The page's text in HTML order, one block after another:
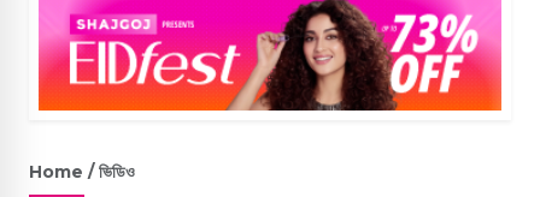
Home / ভিডিও